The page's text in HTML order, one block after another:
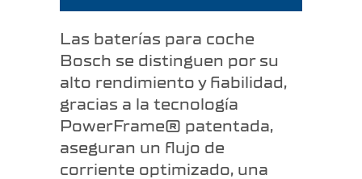
Las baterías para coche
Bosch se distinguen por su
alto rendimiento y fiabilidad,
gracias a la tecnología
PowerFrame® patentada,
aseguran un flujo de
corriente optimizado, una